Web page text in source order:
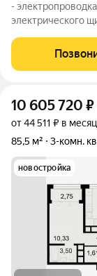
-
электрического
стен, кроме стен
проемов, ниш
10 605 720 ₽
от 44 511 ₽ в месяц
85,5 м²
3-комн.
новостройка